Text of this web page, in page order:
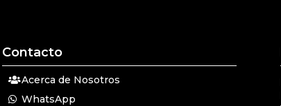
Contacto
Acerca de Nosotros
WhatsApp